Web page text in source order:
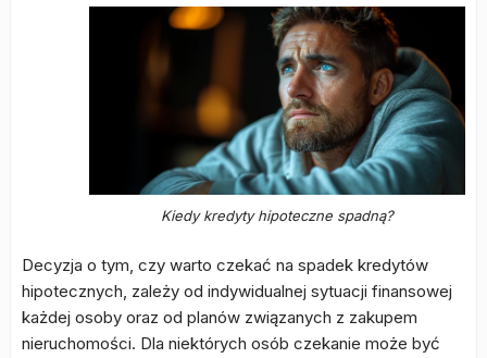
Kiedy kredyty hipoteczne spadną?
Decyzja o tym, czy warto czekać na spadek kredytów
hipotecznych, zależy od indywidualnej sytuacji finansowej
każdej osoby oraz od planów związanych z zakupem
nieruchomości. Dla niektórych osób czekanie może być